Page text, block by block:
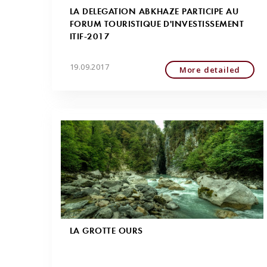
LA DELEGATION ABKHAZE PARTICIPE AU
FORUM TOURISTIQUE D'INVESTISSEMENT
ITIF-2017
19.09.2017 More detailed
LA GROTTE OURS